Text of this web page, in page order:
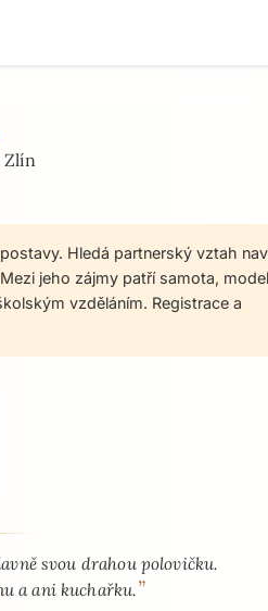
Zlín
Hledá partnerský vztah
jeho zájmy patří samota,
vzděláním. Registrace a
svou drahou polovičku.
a ani kuchařku.”